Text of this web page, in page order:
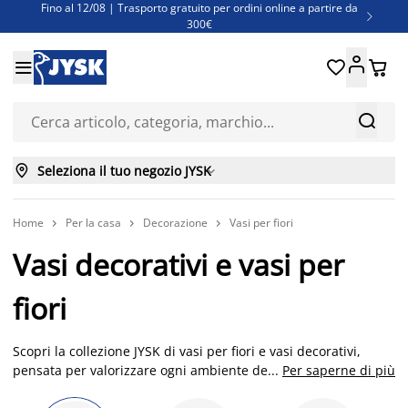
Fino al 12/08 | Trasporto gratuito per ordini online a partire da
300€

Super offerte d'estate | Oltre 1.500 articoli fino al 70%
Finanziamenti - Scegli il piano di rimborso più adatto a te


 
 Seleziona il tuo negozio JYSK
Home  Per la casa  Decorazione  Vasi per fiori
Vasi decorativi e vasi per
fiori
Scopri la collezione JYSK di vasi per fiori e vasi decorativi,
pensata per valorizzare ogni ambiente della casa con il
... Per saperne di più